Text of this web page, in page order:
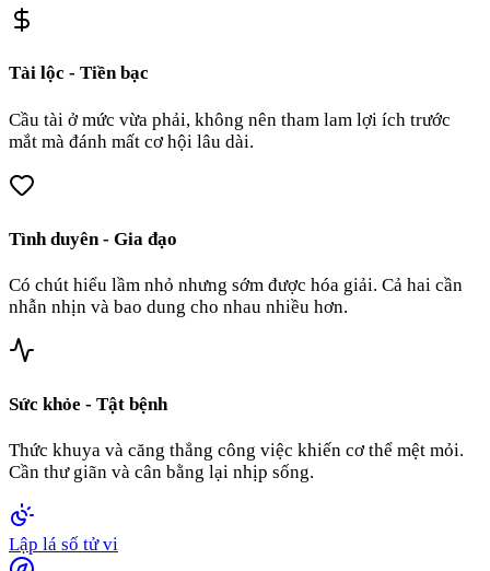
Tài lộc - Tiền bạc
Cầu tài ở mức vừa phải, không nên tham lam lợi ích trước
mắt mà đánh mất cơ hội lâu dài.
Tình duyên - Gia đạo
Có chút hiểu lầm nhỏ nhưng sớm được hóa giải. Cả hai cần
nhẫn nhịn và bao dung cho nhau nhiều hơn.
Sức khỏe - Tật bệnh
Thức khuya và căng thẳng công việc khiến cơ thể mệt mỏi.
Cần thư giãn và cân bằng lại nhịp sống.
Lập lá số tử vi